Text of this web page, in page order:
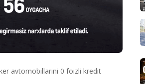
avtomobillarini 0 foizli kredit